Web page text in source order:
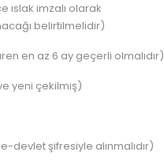
ıslak imzalı olarak
belirtilmelidir)
en az 6 ay geçerli olmalıdır)
yeni çekilmiş)
devlet şifresiyle alınmalıdır)